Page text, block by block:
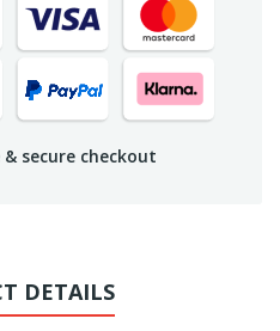
secure checkout
DETAILS